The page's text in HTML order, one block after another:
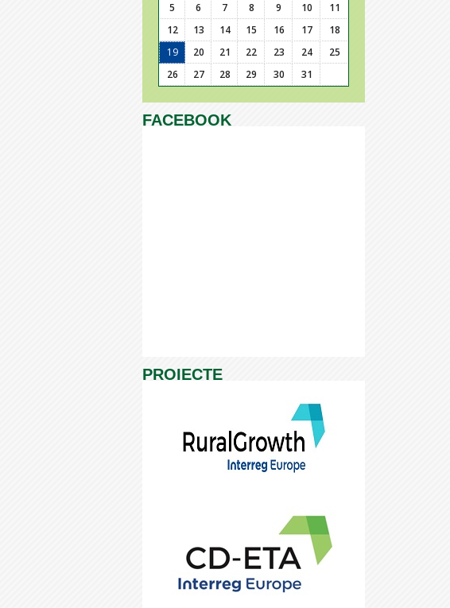
5
6 7 8 9 10
11
12
13 14 15 16 17
18
19
20 21 22 23 24
25
26
27 28 29 30 31
FACEBOOK
PROIECTE